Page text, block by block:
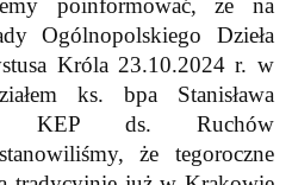
poinformować, że na
Ogólnopolskiego Dzieła
Króla 23.10.2024 r. w
ks. bpa Stanisława
KEP ds. Ruchów
że tegoroczne